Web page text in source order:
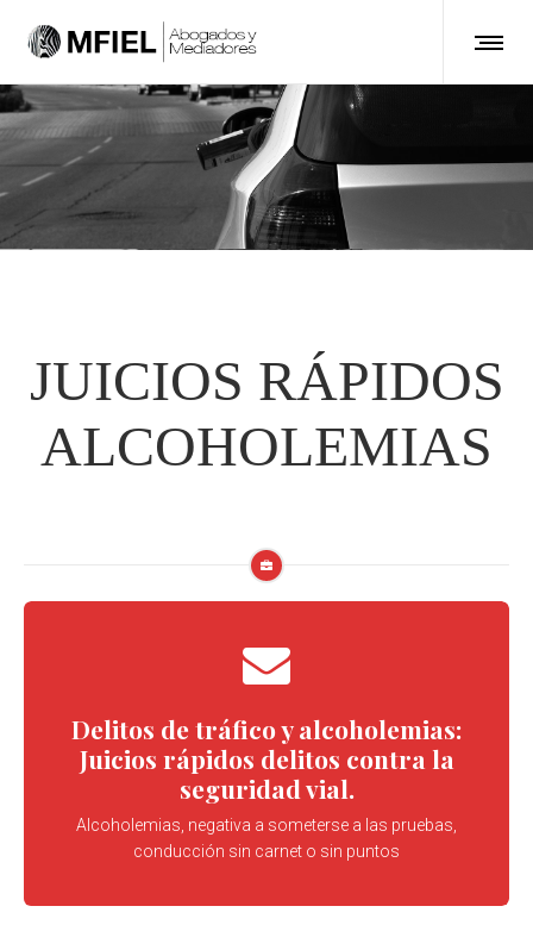
JUICIOS RÁPIDOS
ALCOHOLEMIAS
Delitos de tráfico y alcoholemias:
Juicios rápidos delitos contra la
seguridad vial.
Alcoholemias, negativa a someterse a las pruebas,
conducción sin carnet o sin puntos